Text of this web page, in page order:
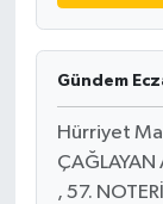
Gündem
Hürriyet
ÇAĞLAYAN
, 57.